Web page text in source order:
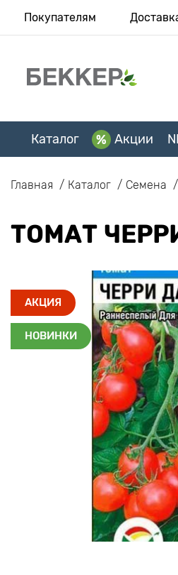
Покупателям
Каталог Акции
Главная Каталог Семена
ТОМАТ
АКЦИЯ
НОВИНКИ